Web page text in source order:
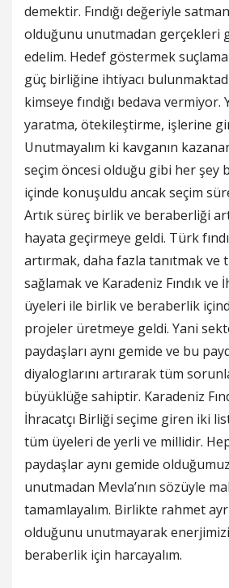
demektir. Fındığı değeriyle
olduğunu unutmadan gerçekleri
edelim. Hedef göstermek
güç birliğine ihtiyacı
kimseye fındığı bedava vermiyor.
yaratma, ötekileştirme, işlerine
Unutmayalım ki kavganın
seçim öncesi olduğu gibi her şey
içinde konuşuldu ancak seçim
Artık süreç birlik ve beraberliği
hayata geçirmeye geldi. Türk
artırmak, daha fazla tanıtmak ve
sağlamak ve Karadeniz Fındık ve
üyeleri ile birlik ve beraberlik
projeler üretmeye geldi. Yani
paydaşları aynı gemide ve bu
diyaloglarını artırarak tüm
büyüklüğe sahiptir. Karadeniz
İhracatçı Birliği seçime giren iki
tüm üyeleri de yerli ve millidir.
paydaşlar aynı gemide
unutmadan Mevla’nın sözüyle
tamamlayalım. Birlikte rahmet
olduğunu unutmayarak
beraberlik için harcayalım.